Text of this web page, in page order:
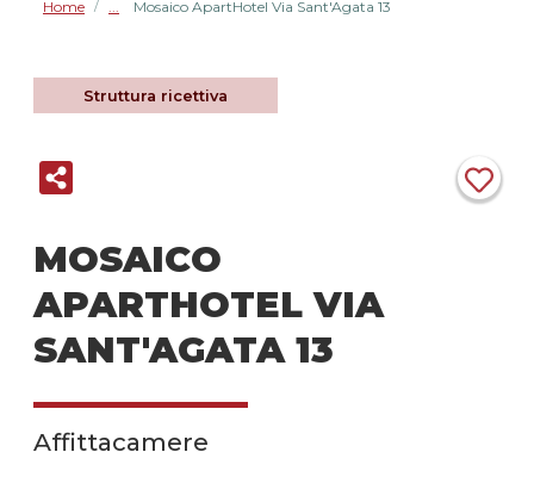
Home / Mosaico ApartHotel Via Sant'Agata 13
Struttura ricettiva
MOSAICO
APARTHOTEL VIA
SANT'AGATA 13
Affittacamere